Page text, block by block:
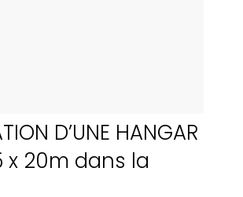
D’UNE HANGAR
x 20m dans la